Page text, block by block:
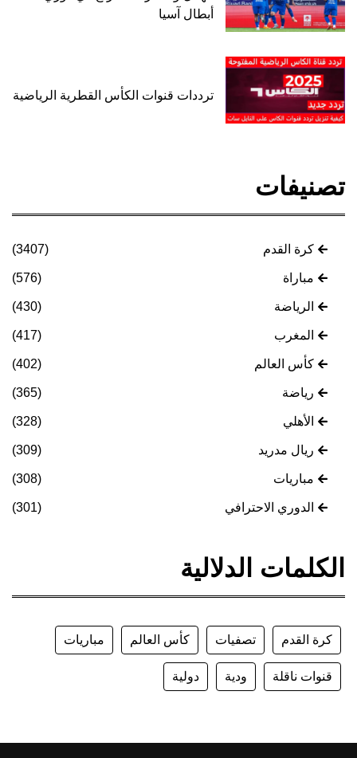
أبطال آسيا
ترددات قنوات الكأس القطرية الرياضية
تصنيفات
كرة القدم (3407)
مباراة (576)
الرياضة (430)
المغرب (417)
كأس العالم (402)
رياضة (365)
الأهلي (328)
ريال مدريد (309)
مباريات (308)
الدوري الاحترافي (301)
الكلمات الدلالية
كرة القدم تصفيات كأس العالم مباريات
قنوات ناقلة ودية دولية